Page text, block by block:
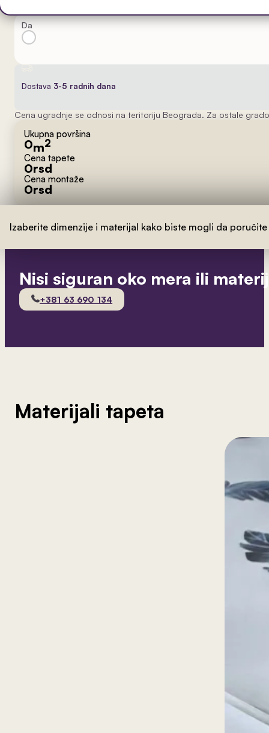
Da
Dostava 3-5 radnih dana
Cena ugradnje se odnosi na teritoriju Beograda. Za ostale
Ukupna površina
0m2
Cena tapete
0rsd
Cena montaže
0rsd
Izaberite dimenzije i materijal kako biste mogli da
Nisi siguran oko mera ili
+381 63 690 134
Materijali tapeta